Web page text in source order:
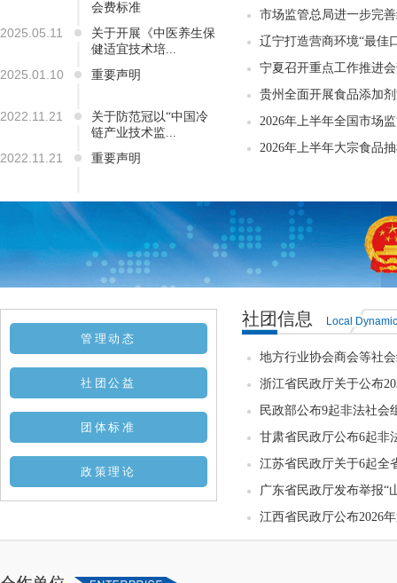
会费标准
2025.05.11
关于开展《中医养生保
健适宜技术培...
2025.01.10 重要声明
2022.11.21
关于防范冠以“中国冷
链产业技术监...
2022.11.21 重要声明
市场监管总局进一步完
辽宁打造营商环境“最佳
宁夏召开重点工作推进
贵州全面开展食品添加
2026年上半年全国市场
2026年上半年大宗食品
管理动态
社团公益
团体标准
政策理论
社团信息 Local
地方行业协会商会等社
浙江省民政厅关于公布
民政部公布9起非法社会
甘肃省民政厅公布6起非
江苏省民政厅关于6起全
广东省民政厅发布举报“
江西省民政厅公布2026